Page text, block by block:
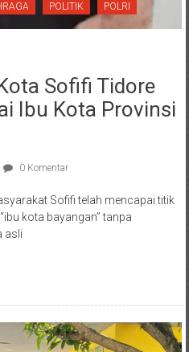
POLITIK POLRI
Sofifi Tidore
Ibu Kota Provinsi
0 Komentar
Sofifi telah mencapai titik
kota bayangan” tanpa
asli